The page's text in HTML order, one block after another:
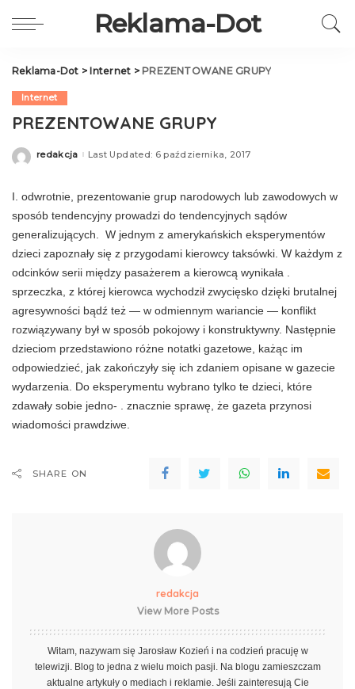
Reklama-Dot
Reklama-Dot > Internet > PREZENTOWANE GRUPY
Internet
PREZENTOWANE GRUPY
Posted
redakcja Last Updated: 6 października, 2017
I. odwrotnie, prezentowanie grup na­rodowych lub zawodowych w
sposób tendencyjny prowadzi do tendencyjnych sądów
generalizują­cych. W jednym z amerykańskich eksperymentów
dzieci zapoznały się z przygodami kierowcy tak­sówki. W każdym z
odcinków serii między pasa­żerem a kierowcą wynikała .
sprzeczka, z której kierowca wychodził zwycięsko dzięki brutalnej
agresywności bądź też — w odmiennym wa­riancie — konflikt
rozwiązywany był w sposób pokojowy i konstruktywny. Następnie
dzieciom przedstawiono różne notatki gazetowe, każąc im
odpowiedzieć, jak zakończyły się ich zdaniem opi­sane w gazecie
wydarzenia. Do eksperymentu wy­brano tylko te dzieci, które
zdawały sobie jedno- . znacznie sprawę, że gazeta przynosi
wiadomości prawdziwe.
SHARE ON
redakcja
View More Posts
Witam, nazywam się Jarosław Kozień i na codzień pracuję w
telewizji. Blog to jedna z wielu moich pasji. Na blogu zamieszczam
aktualne artykuły o mediach i reklamie. Jeśli zainteresują Cie